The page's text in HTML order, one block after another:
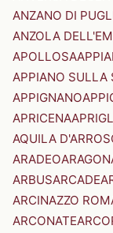
ANZANO DI
ANZOLA
APOLLOSA
APPIANO SULLA
APPIGNANO
APRICENA
AQUILA
ARADEO
ARBUSARCADE
ARCINAZZO
ARCONATE